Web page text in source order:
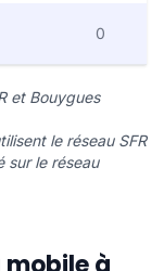
0
et Bouygues
le réseau SFR
sur le réseau